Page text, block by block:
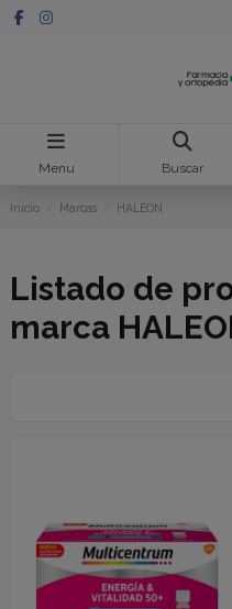
Menu Buscar
Inicio Marcas HALEON
Listado de
marca